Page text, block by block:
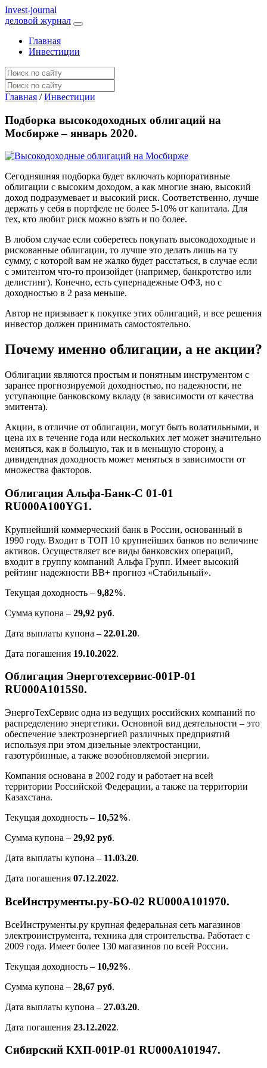
Invest-journal
деловой журнал
Главная
Инвестиции
Главная / Инвестиции
Подборка высокодоходных облигаций на
Мосбирже – январь 2020.
Сегодняшняя подборка будет включать корпоративные
облигации с высоким доходом, а как многие знаю, высокий
доход подразумевает и высокий риск. Соответственно, лучше
держать у себя в портфеле не более 5-10% от капитала. Для
тех, кто любит риск можно взять и по более.
В любом случае если соберетесь покупать высокодоходные и
рискованные облигации, то лучше это делать лишь на ту
сумму, с которой вам не жалко будет расстаться, в случае если
с эмитентом что-то произойдет (например, банкротство или
делистинг). Конечно, есть супернадежные ОФЗ, но с
доходностью в 2 раза меньше.
Автор не призывает к покупке этих облигаций, и все решения
инвестор должен принимать самостоятельно.
Почему именно облигации, а не акции?
Облигации являются простым и понятным инструментом с
заранее прогнозируемой доходностью, по надежности, не
уступающие банковскому вкладу (в зависимости от качества
эмитента).
Акции, в отличие от облигации, могут быть волатильными, и
цена их в течение года или нескольких лет может значительно
меняться, как в большую, так и в меньшую сторону, а
дивидендная доходность может меняться в зависимости от
множества факторов.
Облигация Альфа-Банк-С 01-01
RU000A100YG1.
Крупнейший коммерческий банк в России, основанный в
1990 году. Входит в ТОП 10 крупнейших банков по величине
активов. Осуществляет все виды банковских операций,
входит в группу компаний Альфа Групп. Имеет высокий
рейтинг надежности BB+ прогноз «Стабильный».
Текущая доходность – 9,82%.
Сумма купона – 29,92 руб.
Дата выплаты купона – 22.01.20.
Дата погашения 19.10.2022.
Облигация Энерготехсервис-001Р-01
RU000A1015S0.
ЭнергоТехСервис одна из ведущих российских компаний по
распределению энергетики. Основной вид деятельности – это
обеспечение электроэнергией различных предприятий
используя при этом дизельные электростанции,
газотурбинные, а также возобновляемой энергии.
Компания основана в 2002 году и работает на всей
территории Российской Федерации, а также на территории
Казахстана.
Текущая доходность – 10,52%.
Сумма купона – 29,92 руб.
Дата выплаты купона – 11.03.20.
Дата погашения 07.12.2022.
ВсеИнструменты.ру-БО-02 RU000A101970.
ВсеИнструменты.ру крупная федеральная сеть магазинов
электроинструмента, техника для строительства. Работает с
2009 года. Имеет более 130 магазинов по всей России.
Текущая доходность – 10,92%.
Сумма купона – 28,67 руб.
Дата выплаты купона – 27.03.20.
Дата погашения 23.12.2022.
Сибирский КХП-001Р-01 RU000A101947.